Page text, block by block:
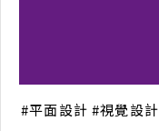
平面設計 視覺設計